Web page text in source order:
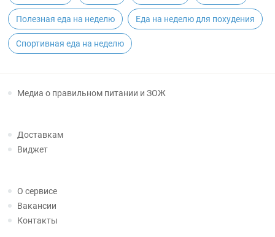
Полезная еда на неделю Еда на неделю для похудения
Спортивная еда на неделю
Медиа о правильном питании и ЗОЖ
Доставкам
Виджет
О сервисе
Вакансии
Контакты